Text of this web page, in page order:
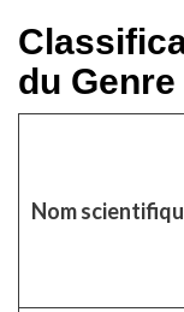
du Genre
Nom